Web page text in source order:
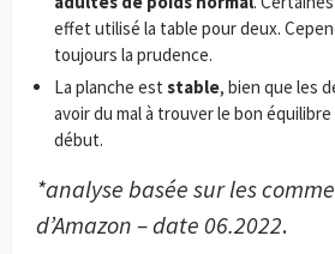
effet utilisé la table pour deux.
toujours la prudence.
La planche est stable, bien que les
avoir du mal à trouver le bon équilibre
début.
*analyse basée sur les
d’Amazon – date 06.2022.